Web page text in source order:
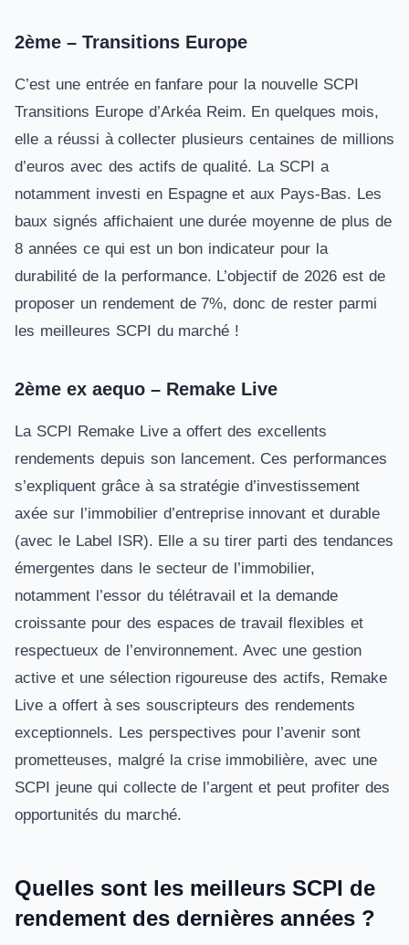
Objectif de performance 6,40% (10 ans)
Performance globale 2025
Rendement 8,07% + Variation
prix 0,00%
2ème – Transitions Europe
C’est une entrée en fanfare pour la nouvelle SCPI
Transitions Europed’Arkéa Reim. En quelques mois,
elle a réussi à collecter plusieurs centaines de millions
d’euros avec des actifs de qualité. La SCPI a
notamment investi en Espagne et aux Pays-Bas. Les
baux signés affichaient une durée moyenne de plus de
8 années ce qui est un bon indicateur pour la
durabilité de la performance. L’objectif de 2026 est de
proposer un rendement de 7%, donc de rester parmi
les meilleures SCPI du marché !
2ème ex aequo – Remake Live
La SCPI Remake Live a offert des excellents
rendements depuis son lancement. Ces performances
s’expliquent grâce à sa stratégie d’investissement
axée sur l’immobilier d’entreprise innovant et durable
(avec le Label ISR). Elle a su tirer parti des tendances
émergentes dans le secteur de l’immobilier,
notamment l’essor du télétravail et la demande
croissante pour des espaces de travail flexibles et
respectueux de l’environnement. Avec une gestion
active et une sélection rigoureuse des actifs, Remake
Live a offert à ses souscripteurs des rendements
exceptionnels. Les perspectives pour l’avenir sont
prometteuses, malgré la crise immobilière, avec une
SCPI jeune qui collecte de l’argent et peut profiter des
opportunités du marché.
Quelles sont les meilleurs SCPI de
rendement des dernières années ?